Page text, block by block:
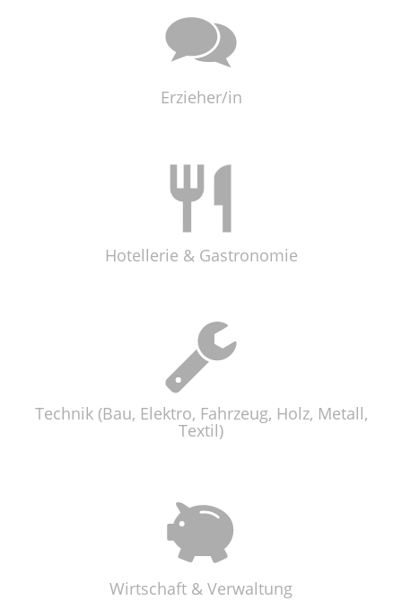
Erzieher/in
Hotellerie & Gastronomie
Technik (Bau, Elektro, Fahrzeug, Holz, Metall,
Textil)
Wirtschaft & Verwaltung